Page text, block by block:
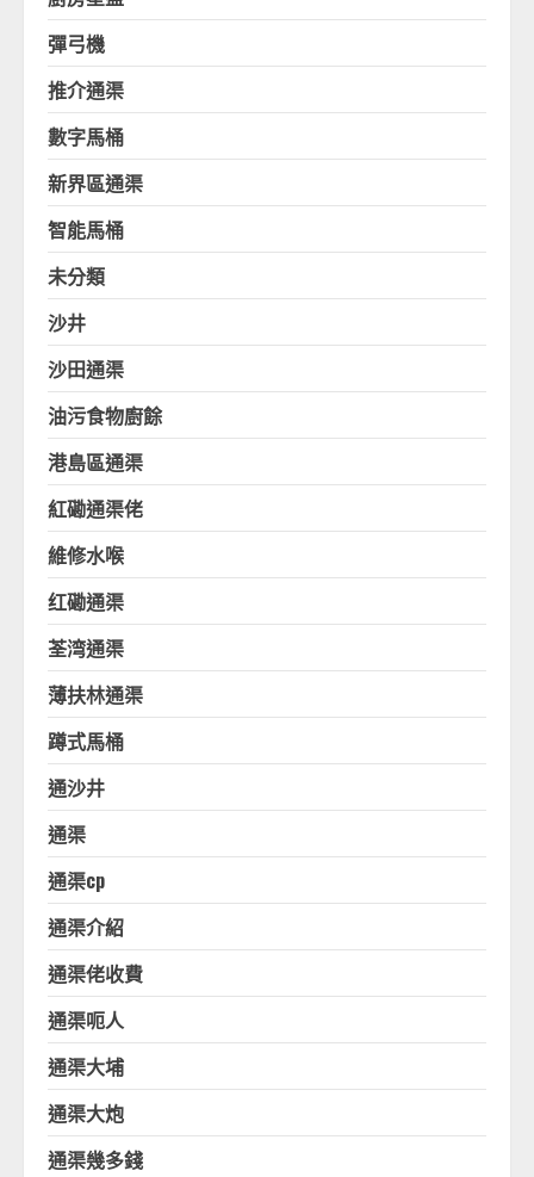
彈弓機
推介通渠
數字馬桶
新界區通渠
智能馬桶
未分類
沙井
沙田通渠
油污食物廚餘
港島區通渠
紅磡通渠佬
維修水喉
红磡通渠
荃湾通渠
薄扶林通渠
蹲式馬桶
通沙井
通渠
通渠cp
通渠介紹
通渠佬收費
通渠呃人
通渠大埔
通渠大炮
通渠幾多錢